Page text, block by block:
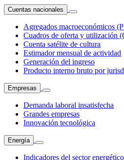
Cuentas nacionales
Agregados macroeconómicos
Cuadros de oferta y utilización
Cuenta satélite de cultura
Estimador mensual de actividad
Generación del ingreso
Producto interno bruto por
Empresas
Demanda laboral insatisfecha
Grandes empresas
Innovación tecnológica
Energía
Indicadores del sector energético